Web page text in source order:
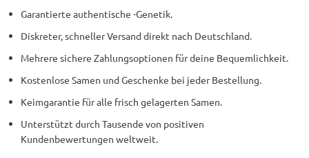
Garantierte authentische -Genetik.
Diskreter, schneller Versand direkt nach Deutschland.
Mehrere sichere Zahlungsoptionen für deine Bequemlichkeit.
Kostenlose Samen und Geschenke bei jeder Bestellung.
Keimgarantie für alle frisch gelagerten Samen.
Unterstützt durch Tausende von positiven
Kundenbewertungen weltweit.